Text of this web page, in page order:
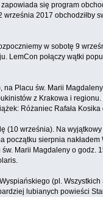
się program
września 2017 obchodziłby
w sobotę 9
LemCon połączy wątki
Placu św. Marii
z Krakowa i
Różaniec Rafała
(10 września). Na
sierpnia
Marii Magdaleny o godz.
(pl.
lubianych powieści